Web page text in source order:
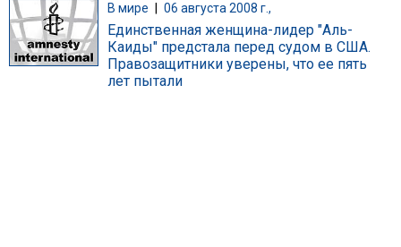
В мире 06 августа 2008 г.,
Единственная женщина-лидер "Аль-
Каиды" предстала перед судом в США.
Правозащитники уверены, что ее пять
лет пытали